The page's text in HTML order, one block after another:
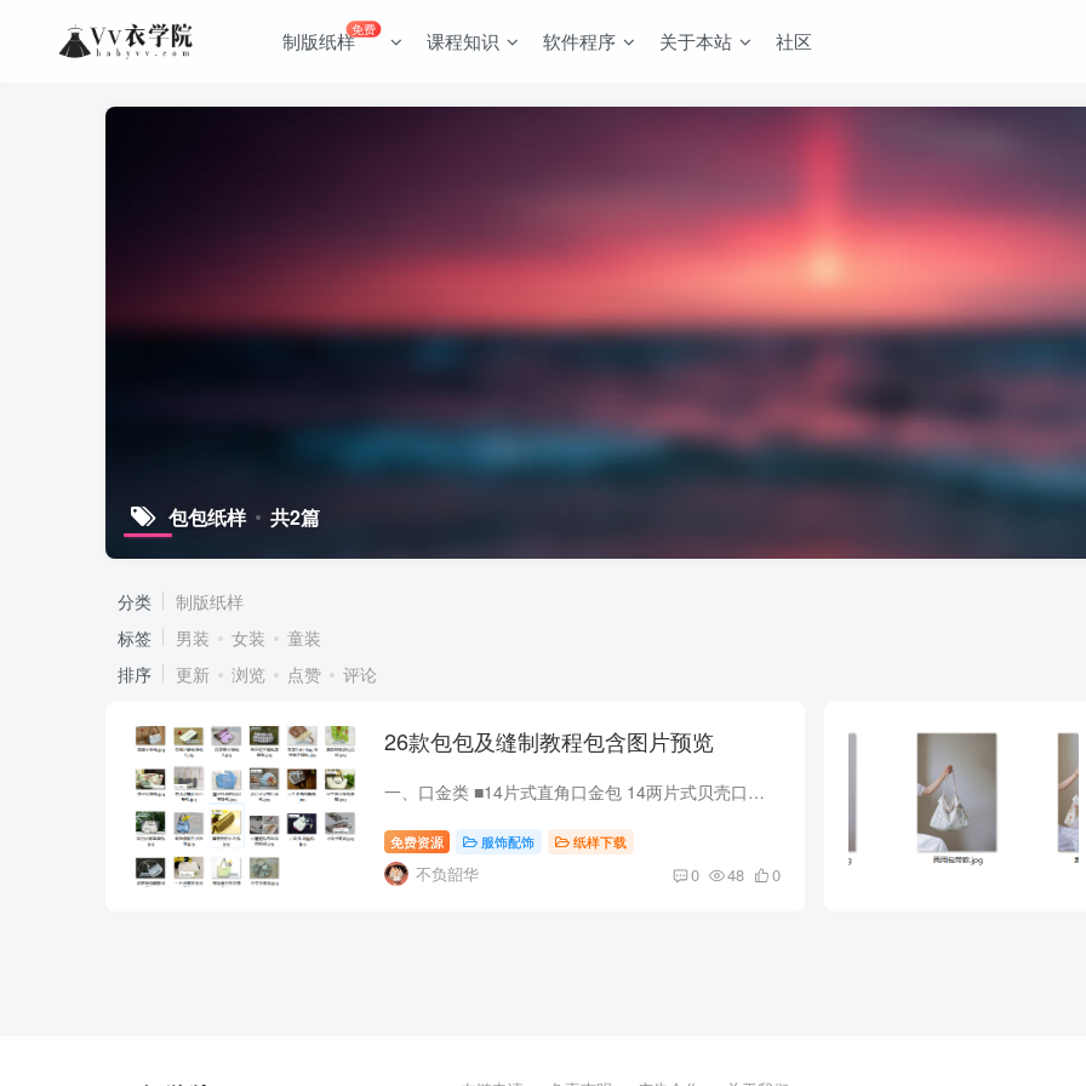
制版纸样免费 课程知识 软件程序 关于本站 社区
包包纸样 共2篇
分类
制版纸样
标签
男装 女装
童装
排序
更新 浏览 点赞 评论
26款包包及缝制教程包含图片预览
一、口金类 ■14片式直角口金包 14两片式贝壳口金包二、拉链小包类 ■2半圆形捏褶拉链小包 ■11饺子拉链包 16底部拼接拉链包 ■24一片式随手包/化妆包三、手提·单肩·托特 4单肩软包大包水饺包...
免费资源 服饰配饰 纸样下载
不负韶华 0 48 0